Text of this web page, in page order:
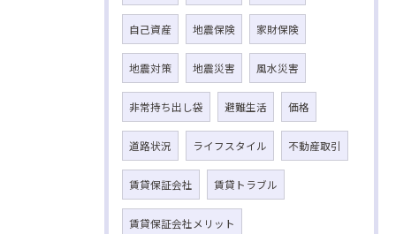
自己資産 地震保険 家財保険
地震対策 地震災害 風水災害
非常持ち出し袋 避難生活 価格
道路状況 ライフスタイル 不動産取引
賃貸保証会社 賃貸トラブル
賃貸保証会社メリット